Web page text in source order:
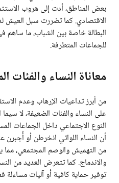
بعض المناطق، أدت إلى هروب
الاقتصادي. كما تضررت سبل العيش
البطالة خاصة بين الشباب، ما ساهم
للجماعات المتطرفة.
معاناة النساء والفئات
من أبرز تداعيات الإرهاب وعدم
على النساء والفئات الضعيفة، لا
النوع الاجتماعي داخل الجماعات
أن النساء اللواتي انخرطن أو أُجبرن
من التهميش والوصم المجتمعي، مما
والاندماج. كما تتعرض العديد من
توفير حماية كافية أو آليات مساءلة